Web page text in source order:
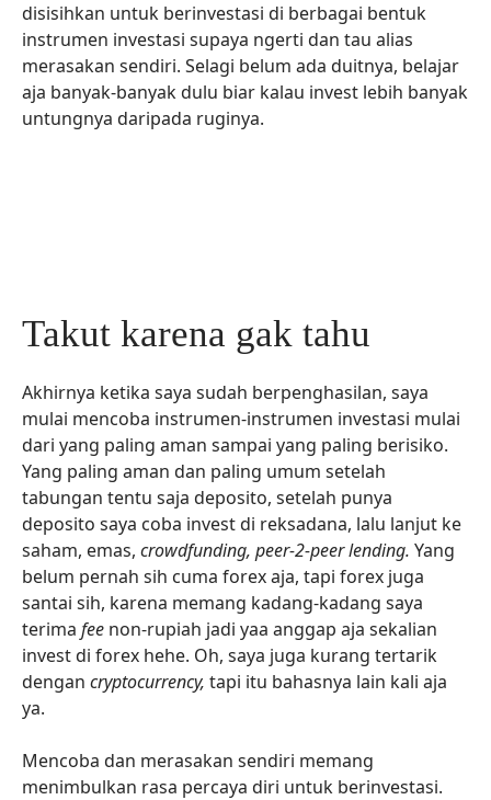
disisihkan untuk berinvestasi di berbagai bentuk
instrumen investasi supaya ngerti dan tau alias
merasakan sendiri. Selagi belum ada duitnya, belajar
aja banyak-banyak dulu biar kalau invest lebih banyak
untungnya daripada ruginya.
Takut karena gak tahu
Akhirnya ketika saya sudah berpenghasilan, saya
mulai mencoba instrumen-instrumen investasi mulai
dari yang paling aman sampai yang paling berisiko.
Yang paling aman dan paling umum setelah
tabungan tentu saja deposito, setelah punya
deposito saya coba invest di reksadana, lalu lanjut ke
saham, emas, crowdfunding, peer-2-peer lending. Yang
belum pernah sih cuma forex aja, tapi forex juga
santai sih, karena memang kadang-kadang saya
terima fee non-rupiah jadi yaa anggap aja sekalian
invest di forex hehe. Oh, saya juga kurang tertarik
dengan cryptocurrency, tapi itu bahasnya lain kali aja
ya.
Mencoba dan merasakan sendiri memang
menimbulkan rasa percaya diri untuk berinvestasi.